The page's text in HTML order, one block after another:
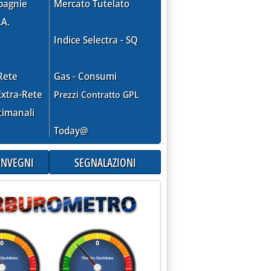
margini in recupero'
in febbraio'
Rete
Mercato Tutelato
Indice Selectra - SQ
Gas - Consumi
Prezzi Contratto GPL
Today@
SEGNALAZIONI